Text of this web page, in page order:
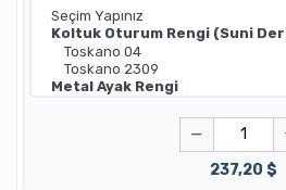
−
237,20 $